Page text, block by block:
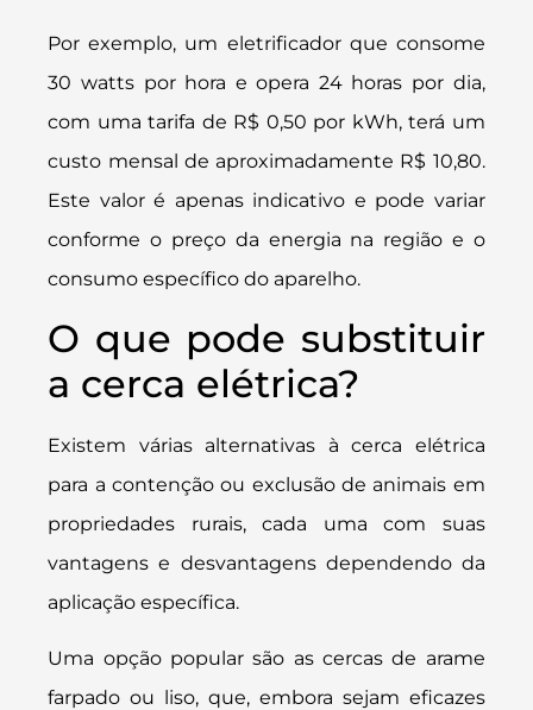
Por exemplo, um eletrificador que consome
30 watts por hora e opera 24 horas por dia,
com uma tarifa de R$ 0,50 por kWh, terá um
custo mensal de aproximadamente R$ 10,80.
Este valor é apenas indicativo e pode variar
conforme o preço da energia na região e o
consumo específico do aparelho.
O que pode substituir
a cerca elétrica?
Existem várias alternativas à cerca elétrica
para a contenção ou exclusão de animais em
propriedades rurais, cada uma com suas
vantagens e desvantagens dependendo da
aplicação específica.
Uma opção popular são as cercas de arame
farpado ou liso, que, embora sejam eficazes